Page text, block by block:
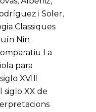
i Soler,
Classiques
Nin
La
para
XVIII
XX de